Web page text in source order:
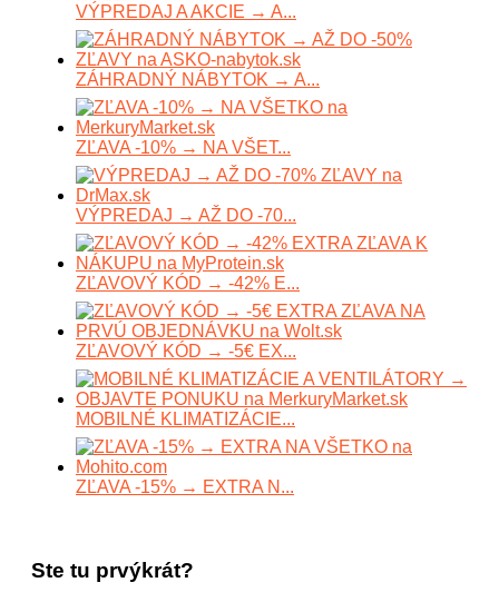
VÝPREDAJ A AKCIE → A...
ZÁHRADNÝ NÁBYTOK → A...
ZĽAVA -10% → NA VŠET...
VÝPREDAJ → AŽ DO -70...
ZĽAVOVÝ KÓD → -42% E...
ZĽAVOVÝ KÓD → -5€ EX...
MOBILNÉ KLIMATIZÁCIE...
ZĽAVA -15% → EXTRA N...
Ste tu prvýkrát?